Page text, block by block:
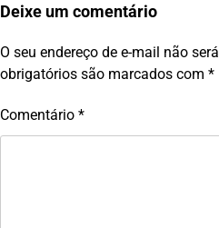
Deixe um comentário
O seu endereço de e-mail não
obrigatórios são marcados com *
Comentário *